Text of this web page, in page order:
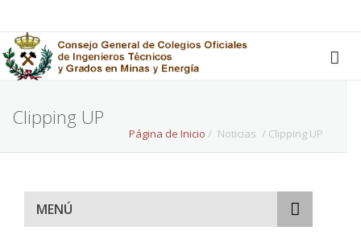
Clipping UP
Página de Inicio / Noticias / Clipping UP
MENÚ